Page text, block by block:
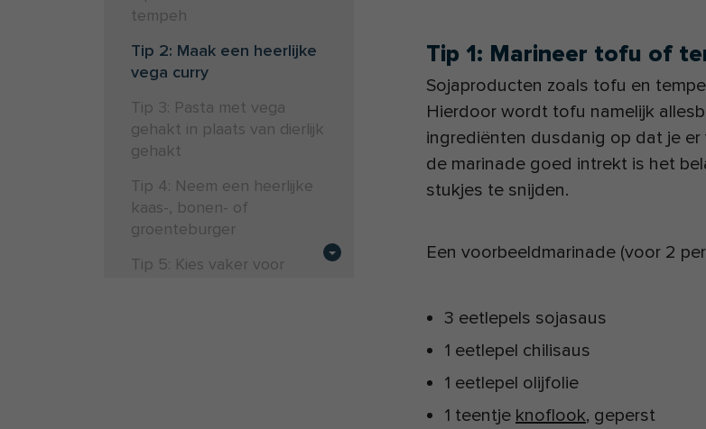
tempeh
Tip 2: Maak een heerlijke
vega curry
Tip 3: Pasta met vega
gehakt in plaats van dierlijk
gehakt
Tip 4: Neem een heerlijke
kaas-, bonen- of
groenteburger
Tip 5: Kies vaker voor
Tip 1: Marineer tofu of
Sojaproducten zoals tofu en
Hierdoor wordt tofu namelijk
ingrediënten dusdanig op dat je
de marinade goed intrekt is het
stukjes te snijden.
Een voorbeeldmarinade (voor 2
3 eetlepels sojasaus
1 eetlepel chilisaus
1 eetlepel olijfolie
1 teentje knoflook, geperst